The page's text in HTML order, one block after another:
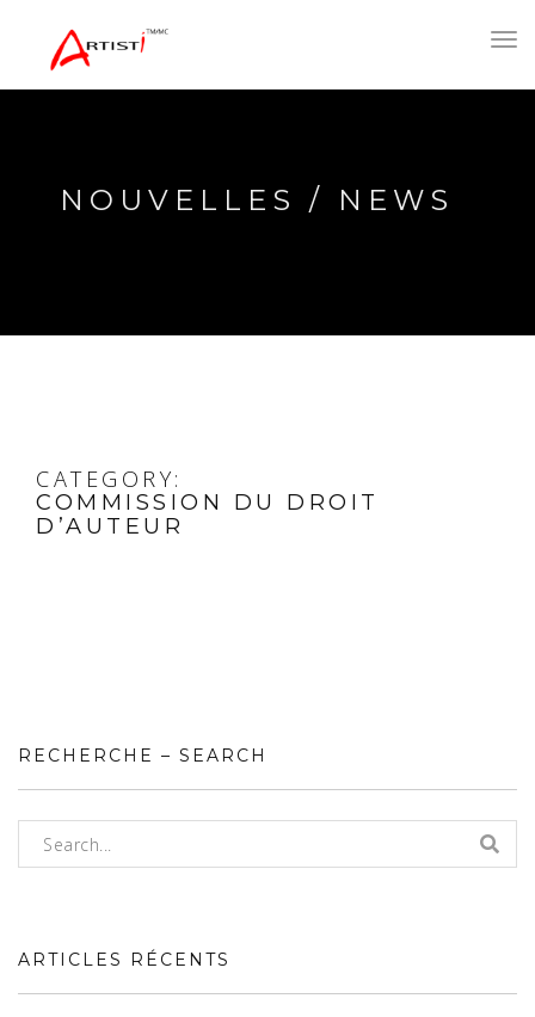
NOUVELLES / NEWS
CATEGORY:
COMMISSION DU DROIT
D’AUTEUR
RECHERCHE – SEARCH
ARTICLES RÉCENTS